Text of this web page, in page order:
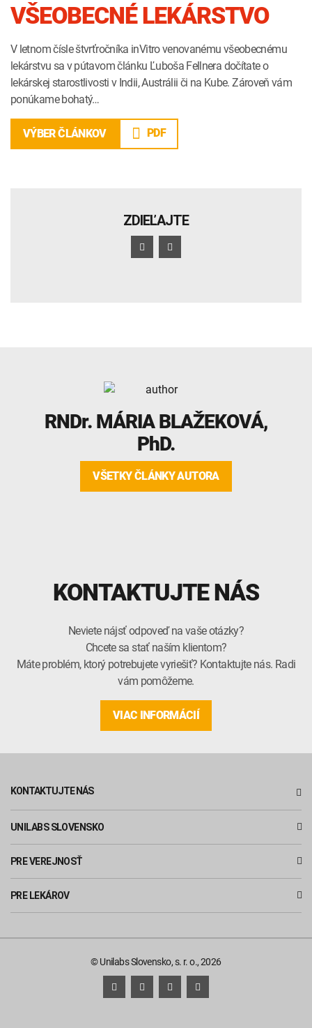
VŠEOBECNÉ LEKÁRSTVO
V letnom čísle štvrťročníka inVitro venovanému všeobecnému
lekárstvu sa v pútavom článku Ľuboša Fellnera dočítate o
lekárskej starostlivosti v Indii, Austrálii či na Kube. Zároveň vám
ponúkame bohatý…
VÝBER ČLÁNKOV PDF
ZDIEĽAJTE
RNDr. MÁRIA BLAŽEKOVÁ,
PhD.
VŠETKY ČLÁNKY AUTORA
KONTAKTUJTE NÁS
Neviete nájsť odpoveď na vaše otázky?
Chcete sa stať naším klientom?
Máte problém, ktorý potrebujete vyriešiť? Kontaktujte nás. Radi
vám pomôžeme.
VIAC INFORMÁCIÍ
KONTAKTUJTE NÁS
UNILABS SLOVENSKO
PRE VEREJNOSŤ
PRE LEKÁROV
© Unilabs Slovensko, s. r. o., 2026